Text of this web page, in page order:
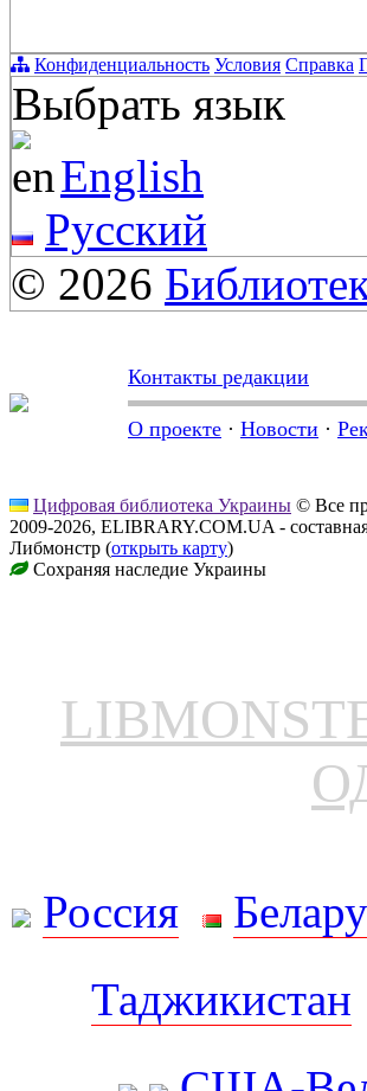
Конфиденциальность Условия Справка
Выбрать язык
English
Русский
© 2026
Контакты редакции
О проекте · Новости ·
Цифровая библиотека Украины © Все
2009-2026, ELIBRARY.COM.UA -
Либмонстр (открыть карту)
Сохраняя наследие Украины
Россия
Таджикистан